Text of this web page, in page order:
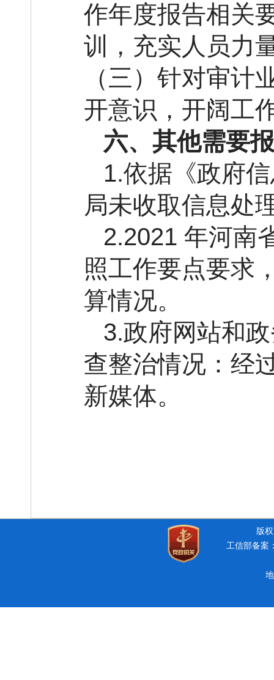
作年度报告相关
训，充实人员力
（三）针对审计
开意识，开阔工
六、其他需要
1.依据《政府
局未收取信息处
2.2021 年河南
照工作要点要求
算情况。
3.政府网站和
查整治情况：经
新媒体。
版
工信部备案